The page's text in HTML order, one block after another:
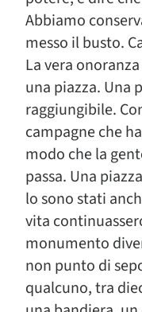
Abbiamo
messo il busto.
La vera
una piazza. Una
raggiungibile.
campagne che
modo che la
passa. Una
lo sono stati
vita
monumento
non punto di
qualcuno, tra